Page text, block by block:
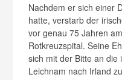
Nachdem er sich einer
hatte, verstarb der
vor genau 75 Jahren
Rotkreuzspital. Seine
sich mit der Bitte an die
Leichnam nach Irland